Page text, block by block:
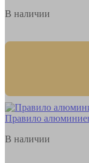
В наличии
Правило
В наличии